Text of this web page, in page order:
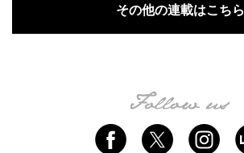
その他の連載はこちら